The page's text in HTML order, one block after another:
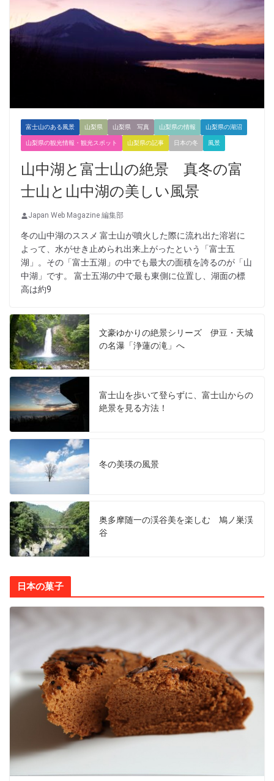
富士山のある風景 山梨県 山梨県 写真 山梨県の情報 山梨県の湖沼
山梨県の観光情報・観光スポット 山梨県の記事 日本の冬 風景
山中湖と富士山の絶景 真冬の富
士山と山中湖の美しい風景
Japan Web Magazine 編集部
冬の山中湖のススメ 富士山が噴火した際に流れ出た溶岩に
よって、水がせき止められ出来上がったという「富士五
湖」。その「富士五湖」の中でも最大の面積を誇るのが「山
中湖」です。 富士五湖の中で最も東側に位置し、湖面の標
高は約9
文豪ゆかりの絶景シリーズ 伊豆・天城
の名瀑「浄蓮の滝」へ
富士山を歩いて登らずに、富士山からの
絶景を見る方法！
冬の美瑛の風景
奥多摩随一の渓谷美を楽しむ 鳩ノ巣渓
谷
日本の菓子